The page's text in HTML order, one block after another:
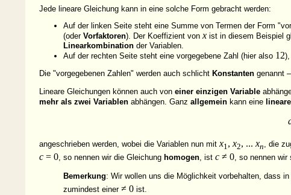
Jede lineare Gleichung kann in eine solche Form gebracht werden:
Auf der linken Seite steht eine Summe von Termen der Form
(oder Vorfaktoren). Der Koeffizient vonxist in diesem Beispiel
Linearkombinationder Variablen.
Auf der rechten Seite steht eine vorgegebene Zahl (hier also 12),
Die "vorgegebenen Zahlen" werden auch schlicht Konstantengenannt
Lineare Gleichungen können auch von einer einzigen Variable
mehr als zwei Variablenabhängen. Ganz allgemeinkann eine
angeschrieben werden, wobei die Variablen nun mitx1, x2, ... xn, die
c= 0, so nennen wir die Gleichung homogen, ist c≠ 0, so nennen wir
Bemerkung: Wir wollen uns die Möglichkeit vorbehalten, dass in
zumindest einer ≠ 0ist.